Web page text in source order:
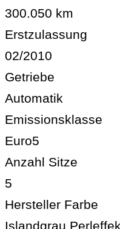
300.050 km
Erstzulassung
02/2010
Getriebe
Automatik
Emissionsklasse
Euro5
Anzahl Sitze
5
Hersteller Farbe
Islandgrau